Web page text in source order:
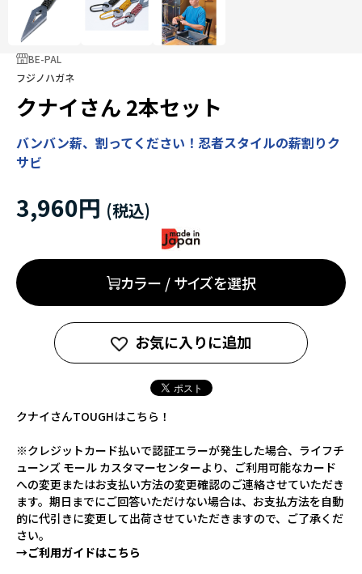
BE-PAL
フジノハガネ
クナイさん 2本セット
バンバン薪、割ってください！忍者スタイルの薪割りク
サビ
3,960円
カラー / サイズを選択
お気に入りに追加
クナイさんTOUGHはこちら！
※クレジットカード払いで認証エラーが発生した場合、ライフチ
ューンズ モール カスタマーセンターより、ご利用可能なカード
への変更またはお支払い方法の変更確認のご連絡させていただき
ます。期日までにご回答いただけない場合は、お支払方法を自動
的に代引きに変更して出荷させていただきますので、ご了承くだ
さい。
→ご利用ガイドはこちら